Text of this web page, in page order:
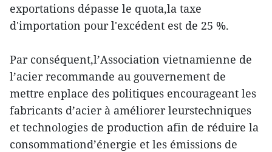
exportations dépasse le quota,la taxe
d'importation pour l'excédent est de 25 %.
Par conséquent,l’Association vietnamienne de
l’acier recommande au gouvernement de
mettre enplace des politiques encourageant les
fabricants d’acier à améliorer leurstechniques
et technologies de production afin de réduire la
consommationd’énergie et les émissions de